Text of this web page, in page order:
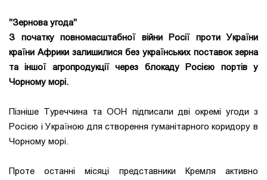
"Зернова угода"
З початку повномасштабної війни Росії проти України
країни Африки залишилися без українських поставок зерна
та іншої агропродукції через блокаду Росією портів у
Чорному морі.
Пізніше Туреччина та ООН підписали дві окремі угоди з
Росією і Україною для створення гуманітарного коридору в
Чорному морі.
Проте останні місяці представники Кремля активно